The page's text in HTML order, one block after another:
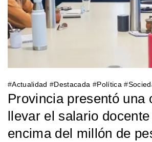
#Actualidad #Destacada #Política#
Provincia presentó una
llevar el salario
encima del millón de